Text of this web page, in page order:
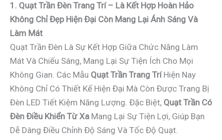
1. Quạt Trần Đèn Trang Trí – Là Kết Hợp Hoàn Hảo
Không Chỉ Đẹp Hiện Đại Còn Mang Lại Ánh Sáng Và
Làm Mát
Quạt Trần Đèn Là Sự Kết Hợp Giữa Chức Năng Làm
Mát Và Chiếu Sáng, Mang Lại Sự Tiện Ích Cho Mọi
Không Gian. Các Mẫu Quạt Trần Trang TríHiện Nay
Không Chỉ Có Thiết Kế Hiện Đại Mà Còn Được Trang Bị
Đèn LED Tiết Kiệm Năng Lượng. Đặc Biệt, Quạt Trần Có
Đèn Điều Khiển Từ Xa Mang Lại Sự Tiện Lợi, Giúp Bạn
Dễ Dàng Điều Chỉnh Độ Sáng Và Tốc Độ Quạt.